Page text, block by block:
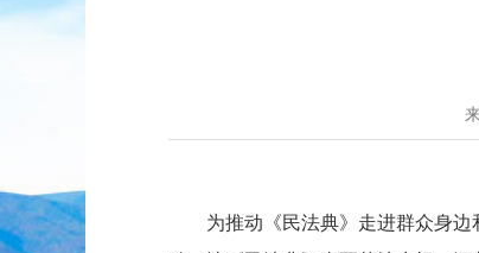
为推动《民法典》走进群众身